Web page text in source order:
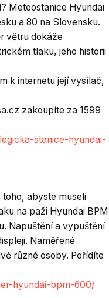
Meteostanice Hyundai
a 80 na Slovensku.
větru dokáže
tlaku, jeho historii
k internetu její vysílač,
zakoupíte za 1599
stanice-hyundai-
abyste museli
na paži Hyundai BPM
Napuštění a vypuštění
Naměřené
různé osoby. Pořídíte
hyundai-bpm-600/